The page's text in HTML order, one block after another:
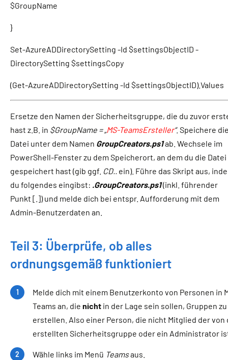
$GroupName
}
Set-AzureADDirectorySetting -Id $settingsObjectID -
DirectorySetting $settingsCopy
(Get-AzureADDirectorySetting -Id $settingsObjectID).Values
Ersetze den Namen der Sicherheitsgruppe, die du zuvor
hast z.B. in $GroupName = „MS-TeamsErsteller“. Speichere
Datei unter dem Namen GroupCreators.ps1ab. Wechsele im
PowerShell-Fenster zu dem Speicherort, an dem du die Datei
gespeichert hast (gib ggf. CD.. ein). Führe das Skript aus,
du folgendes eingibst: .GroupCreators.ps1(inkl. führender
Punkt [.]) und melde dich bei entspr. Aufforderung mit dem
Admin-Benutzerdaten an.
Teil 3: Überprüfe, ob alles
ordnungsgemäß funktioniert
Melde dich mit einem Benutzerkonto von Personen in
Teams an, die nicht in der Lage sein sollen, Gruppen zu
erstellen. Also einer Person, die nicht Mitglied der von
erstellten Sicherheitsgruppe oder ein Administrator
Wähle links im Menü Teamsaus.